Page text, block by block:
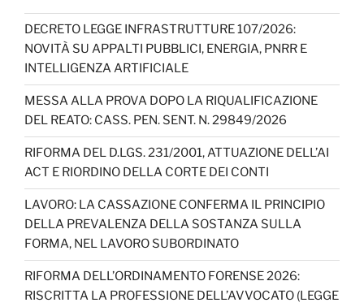
o
k
r
I
n
p
p
i
d
i
DECRETO LEGGE INFRASTRUTTURE 107/2026:
NOVITÀ SU APPALTI PUBBLICI, ENERGIA, PNRR E
INTELLIGENZA ARTIFICIALE
MESSA ALLA PROVA DOPO LA RIQUALIFICAZIONE
DEL REATO: CASS. PEN. SENT. N. 29849/2026
RIFORMA DEL D.LGS. 231/2001, ATTUAZIONE DELL’AI
ACT E RIORDINO DELLA CORTE DEI CONTI
LAVORO: LA CASSAZIONE CONFERMA IL PRINCIPIO
DELLA PREVALENZA DELLA SOSTANZA SULLA
FORMA, NEL LAVORO SUBORDINATO
RIFORMA DELL’ORDINAMENTO FORENSE 2026:
RISCRITTA LA PROFESSIONE DELL’AVVOCATO (LEGGE